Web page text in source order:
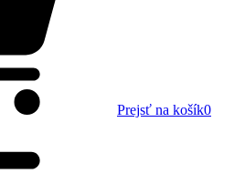
Prejsť na košík0